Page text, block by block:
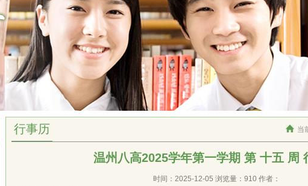
行事历 当
温州八高2025学年第一学期 第 十五 周
时间：2025-12-05 浏览量： 910 作者：